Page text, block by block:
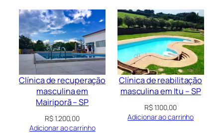
Clínica de recuperação
masculina em
Mairiporã – SP
R$1.200,00
Adicionar ao carrinho
Clínica de reabilitação
masculina em Itu – SP
R$1.100,00
Adicionar ao carrinho